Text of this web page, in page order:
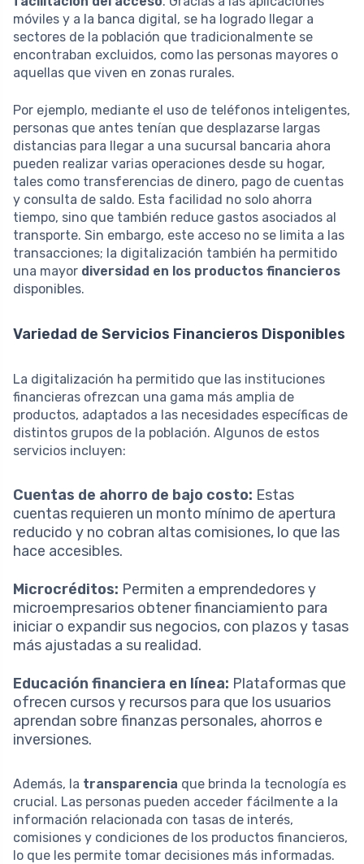
móviles y a la banca digital, se ha logrado llegar a
sectores de la población que tradicionalmente se
encontraban excluidos, como las personas mayores o
aquellas que viven en zonas rurales.
Por ejemplo, mediante el uso de teléfonos inteligentes,
personas que antes tenían que desplazarse largas
distancias para llegar a una sucursal bancaria ahora
pueden realizar varias operaciones desde su hogar,
tales como transferencias de dinero, pago de cuentas
y consulta de saldo. Esta facilidad no solo ahorra
tiempo, sino que también reduce gastos asociados al
transporte. Sin embargo, este acceso no se limita a las
transacciones; la digitalización también ha permitido
una mayor diversidad en los productos financieros
disponibles.
Variedad de Servicios Financieros Disponibles
La digitalización ha permitido que las instituciones
financieras ofrezcan una gama más amplia de
productos, adaptados a las necesidades específicas de
distintos grupos de la población. Algunos de estos
servicios incluyen:
Cuentas de ahorro de bajo costo: Estas
cuentas requieren un monto mínimo de apertura
reducido y no cobran altas comisiones, lo que las
hace accesibles.
Microcréditos: Permiten a emprendedores y
microempresarios obtener financiamiento para
iniciar o expandir sus negocios, con plazos y tasas
más ajustadas a su realidad.
Educación financiera en línea: Plataformas que
ofrecen cursos y recursos para que los usuarios
aprendan sobre finanzas personales, ahorros e
inversiones.
Además, la transparencia que brinda la tecnología es
crucial. Las personas pueden acceder fácilmente a la
información relacionada con tasas de interés,
comisiones y condiciones de los productos financieros,
lo que les permite tomar decisiones más informadas.